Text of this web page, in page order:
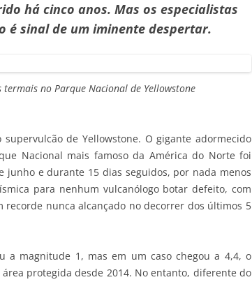
há cinco anos. Mas os especialistas
é sinal de um iminente despertar.
no Parque Nacional de Yellowstone
de Yellowstone. O gigante adormecido
Nacional mais famoso da América do Norte foi
junho e durante 15 dias seguidos, por nada menos
para nenhum vulcanólogo botar defeito, com
recorde nunca alcançado no decorrer dos últimos 5
a magnitude 1, mas em um caso chegou a 4,4, o
protegida desde 2014. No entanto, diferente do